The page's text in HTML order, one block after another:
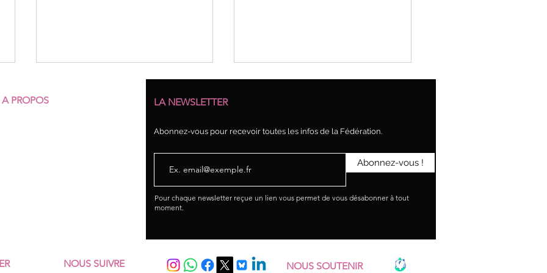
BIOCOOP PLACE DES FÊTES :
ancrer et élargir la mobilisation
UN NOUVEAU DEPART POUR LE
PERSONNEL
A PROPOS LA NEWSLETTER
Abonnez-vous pour recevoir toutes les infos de la Fédération.
Abonnez-vous !
Pour chaque newsletter reçue un lien vous permet de vous désabonner à tout
moment.
NOUS SUIVRE NOUS SOUTENIR